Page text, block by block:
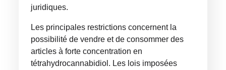
juridiques.
Les principales restrictions concernent la
possibilité de vendre et de consommer des
articles à forte concentration en
tétrahydrocannabidiol. Les lois imposées